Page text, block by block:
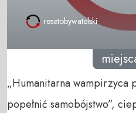
resetobywatelski
„Humanitarna wampirzyca
popełnić samobójstwo”,